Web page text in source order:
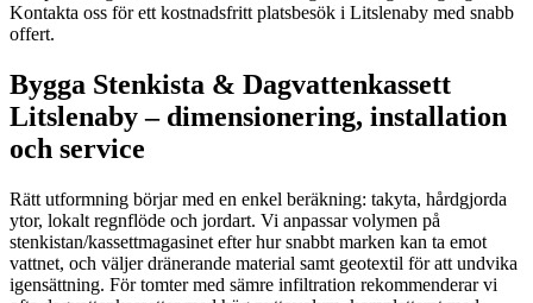
Kontakta oss för ett kostnadsfritt platsbesök i Litslenaby med snabb
offert.
Bygga Stenkista & Dagvattenkassett
Litslenaby – dimensionering, installation
och service
Rätt utformning börjar med en enkel beräkning: takyta, hårdgjorda
ytor, lokalt regnflöde och jordart. Vi anpassar volymen på
stenkistan/kassettmagasinet efter hur snabbt marken kan ta emot
vattnet, och väljer dränerande material samt geotextil för att undvika
igensättning. För tomter med sämre infiltration rekommenderar vi